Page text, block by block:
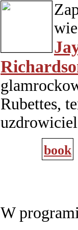
Rubettes,
book
W